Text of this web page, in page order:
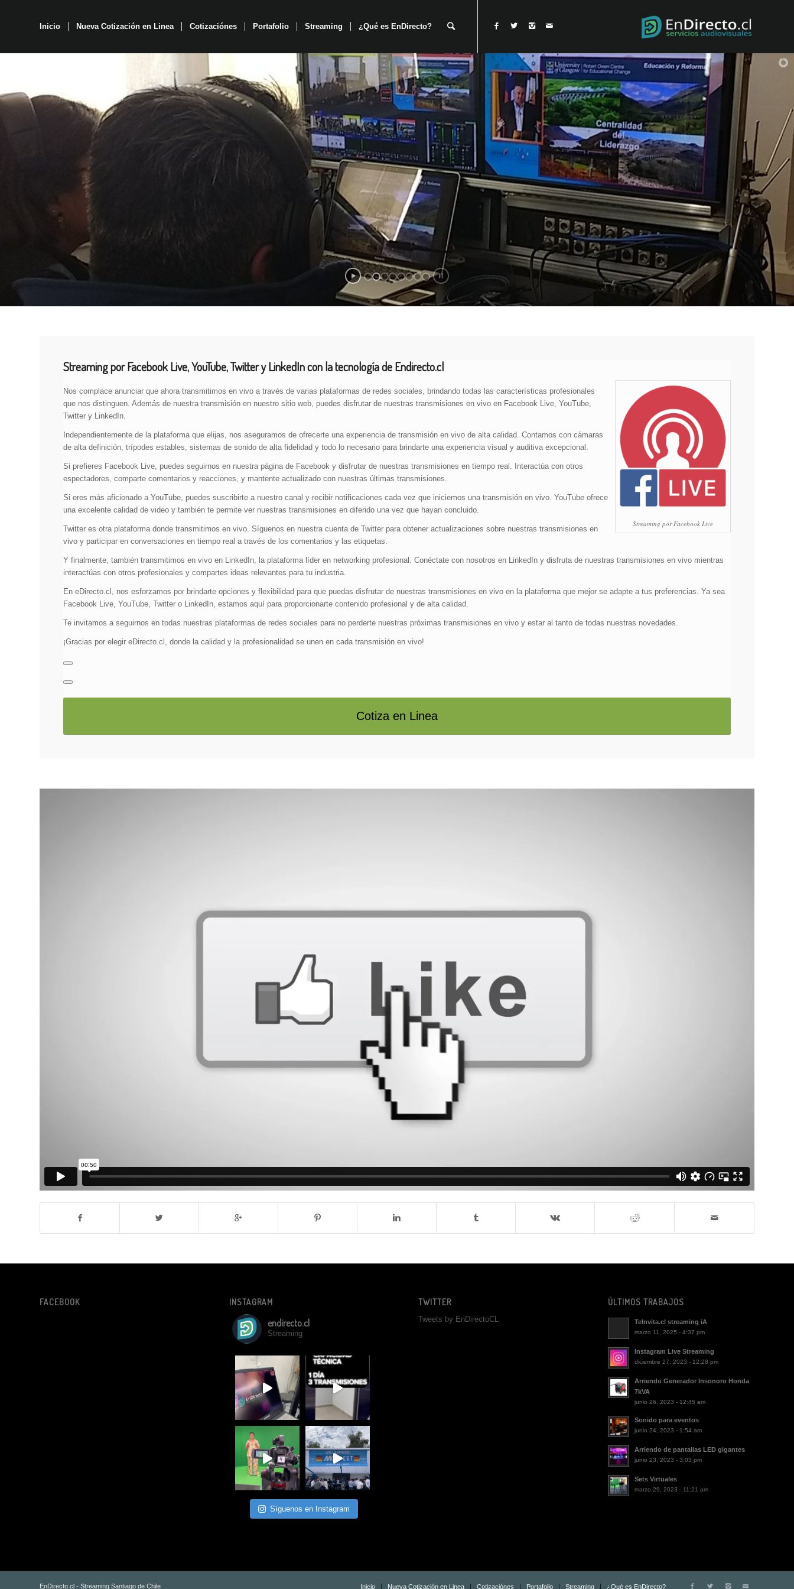
Inicio Nueva Cotización en Linea Cotizaciónes Portafolio Streaming ¿Qué es EnDirecto?
Streaming por Facebook Live, YouTube, Twitter y LinkedIn con la tecnología de Endirecto.cl
Streaming por Facebook Live
Nos complace anunciar que ahora transmitimos en vivo a través de varias plataformas de redes sociales, brindando todas las características profesionales
que nos distinguen. Además de nuestra transmisión en nuestro sitio web, puedes disfrutar de nuestras transmisiones en vivo en Facebook Live, YouTube,
Twitter y LinkedIn.
Independientemente de la plataforma que elijas, nos aseguramos de ofrecerte una experiencia de transmisión en vivo de alta calidad. Contamos con cámaras
de alta definición, trípodes estables, sistemas de sonido de alta fidelidad y todo lo necesario para brindarte una experiencia visual y auditiva excepcional.
Si prefieres Facebook Live, puedes seguirnos en nuestra página de Facebook y disfrutar de nuestras transmisiones en tiempo real. Interactúa con otros
espectadores, comparte comentarios y reacciones, y mantente actualizado con nuestras últimas transmisiones.
Si eres más aficionado a YouTube, puedes suscribirte a nuestro canal y recibir notificaciones cada vez que iniciemos una transmisión en vivo. YouTube ofrece
una excelente calidad de video y también te permite ver nuestras transmisiones en diferido una vez que hayan concluido.
Twitter es otra plataforma donde transmitimos en vivo. Síguenos en nuestra cuenta de Twitter para obtener actualizaciones sobre nuestras transmisiones en
vivo y participar en conversaciones en tiempo real a través de los comentarios y las etiquetas.
Y finalmente, también transmitimos en vivo en LinkedIn, la plataforma líder en networking profesional. Conéctate con nosotros en LinkedIn y disfruta de nuestras transmisiones en vivo mientras
interactúas con otros profesionales y compartes ideas relevantes para tu industria.
En eDirecto.cl, nos esforzamos por brindarte opciones y flexibilidad para que puedas disfrutar de nuestras transmisiones en vivo en la plataforma que mejor se adapte a tus preferencias. Ya sea
Facebook Live, YouTube, Twitter o LinkedIn, estamos aquí para proporcionarte contenido profesional y de alta calidad.
Te invitamos a seguirnos en todas nuestras plataformas de redes sociales para no perderte nuestras próximas transmisiones en vivo y estar al tanto de todas nuestras novedades.
¡Gracias por elegir eDirecto.cl, donde la calidad y la profesionalidad se unen en cada transmisión en vivo!
Cotiza en Linea
FACEBOOK INSTAGRAM
endirecto.cl
Streaming
Síguenos en Instagram
TWITTER
Tweets by EnDirectoCL
ÚLTIMOS TRABAJOS
TeInvita.cl streaming iA
marzo 11, 2025 - 4:37 pm
Instagram Live Streaming
diciembre 27, 2023 - 12:28 pm
Arriendo Generador Insonoro Honda
7kVA
junio 26, 2023 - 12:45 am
Sonido para eventos
junio 24, 2023 - 1:54 am
Arriendo de pantallas LED gigantes
junio 23, 2023 - 3:03 pm
Sets Virtuales
marzo 29, 2023 - 11:21 am
EnDirecto.cl - Streaming Santiago de Chile Inicio Nueva Cotización en Linea Cotizaciónes Portafolio Streaming ¿Qué es EnDirecto?